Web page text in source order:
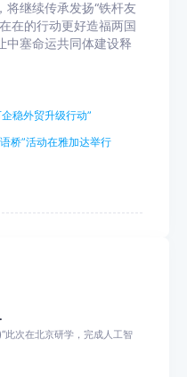
将继续传承发扬“铁杆友
在的行动更好造福两国
中塞命运共同体建设释
稳外贸升级行动”
桥”活动在雅加达举行
次在北京研学，完成人工智